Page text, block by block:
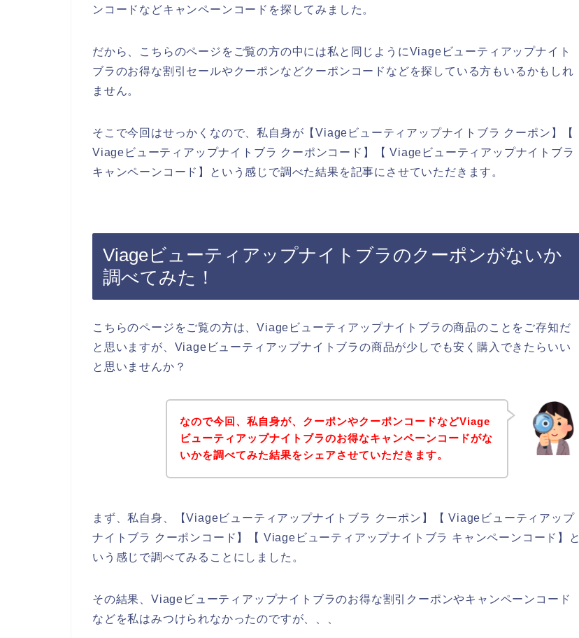
ンコードなどキャンペーンコードを探してみました。
だから、こちらのページをご覧の方の中には私と同じようにViageビューティアップナイト
ブラのお得な割引セールやクーポンなどクーポンコードなどを探している方もいるかもしれ
ません。
そこで今回はせっかくなので、私自身が【Viageビューティアップナイトブラ クーポン】【
Viageビューティアップナイトブラ クーポンコード】【 Viageビューティアップナイトブラ
キャンペーンコード】という感じで調べた結果を記事にさせていただきます。
Viageビューティアップナイトブラのクーポンがないか
調べてみた！
こちらのページをご覧の方は、Viageビューティアップナイトブラの商品のことをご存知だ
と思いますが、Viageビューティアップナイトブラの商品が少しでも安く購入できたらいい
と思いませんか？
なので今回、私自身が、クーポンやクーポンコードなどViage
ビューティアップナイトブラのお得なキャンペーンコードがな
いかを調べてみた結果をシェアさせていただきます。
まず、私自身、【Viageビューティアップナイトブラ クーポン】【 Viageビューティアップ
ナイトブラ クーポンコード】【 Viageビューティアップナイトブラ キャンペーンコード】と
いう感じで調べてみることにしました。
その結果、Viageビューティアップナイトブラのお得な割引クーポンやキャンペーンコード
などを私はみつけられなかったのですが、、、